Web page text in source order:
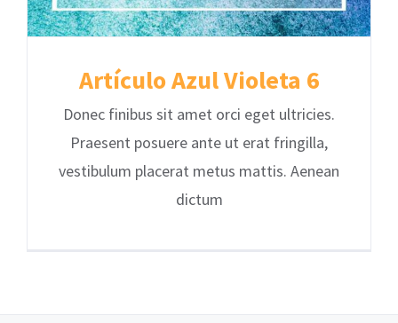
Artículo Azul Violeta 6
Donec finibus sit amet orci eget ultricies.
Praesent posuere ante ut erat fringilla,
vestibulum placerat metus mattis. Aenean
dictum